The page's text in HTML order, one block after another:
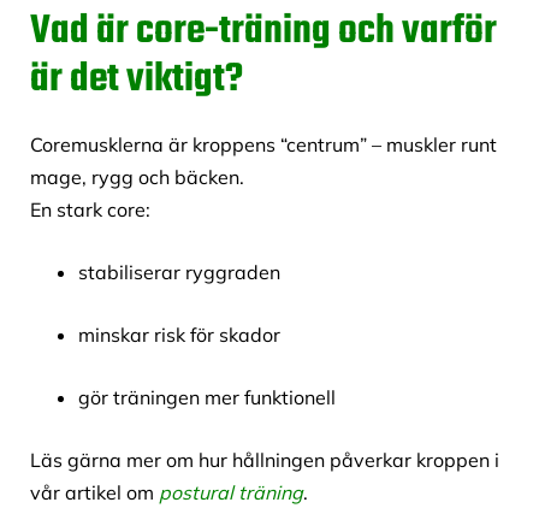
Vad är core-träning och varför
är det viktigt?
Coremusklerna är kroppens “centrum” – muskler runt
mage, rygg och bäcken.
En stark core:
stabiliserar ryggraden
minskar risk för skador
gör träningen mer funktionell
Läs gärna mer om hur hållningen påverkar kroppen i
vår artikel om postural träning.